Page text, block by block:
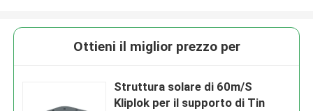
Ottieni il miglior prezzo per
Struttura solare di 60m/S
Kliplok per il supporto di Tin